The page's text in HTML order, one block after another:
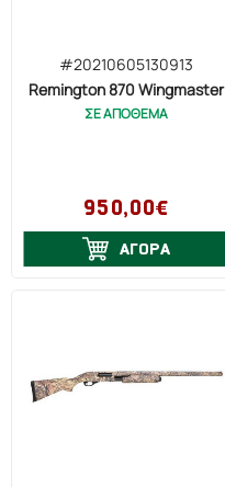
#20210605130913
Remington 870 Wingmaster
ΣΕ ΑΠΟΘΕΜΑ
950,00€
ΑΓΟΡΑ